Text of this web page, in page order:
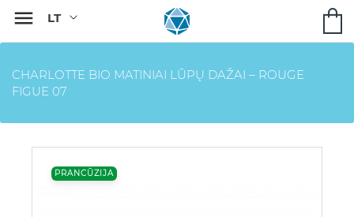

CHARLOTTE BIO MATINIAI LŪPŲ DAŽAI – ROUGE
FIGUE 07
PRANCŪZIJA